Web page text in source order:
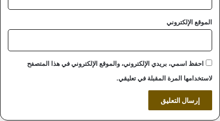
الموقع الإلكتروني
احفظ اسمي، بريدي الإلكتروني، والموقع الإلكتروني في هذا المتصفح
لاستخدامها المرة المقبلة في تعليقي.